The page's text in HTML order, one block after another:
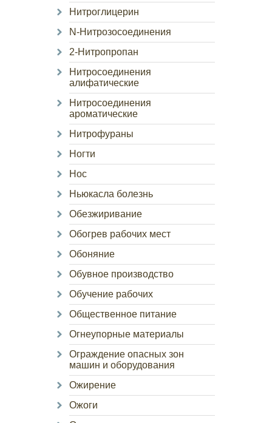
Нитроглицерин
N-Нитрозосоединения
2-Нитропропан
Нитросоединения
алифатические
Нитросоединения
ароматические
Нитрофураны
Ногти
Нос
Ньюкасла болезнь
Обезжиривание
Обогрев рабочих мест
Обоняние
Обувное производство
Обучение рабочих
Общественное питание
Огнеупорные материалы
Ограждение опасных зон
машин и оборудования
Ожирение
Ожоги